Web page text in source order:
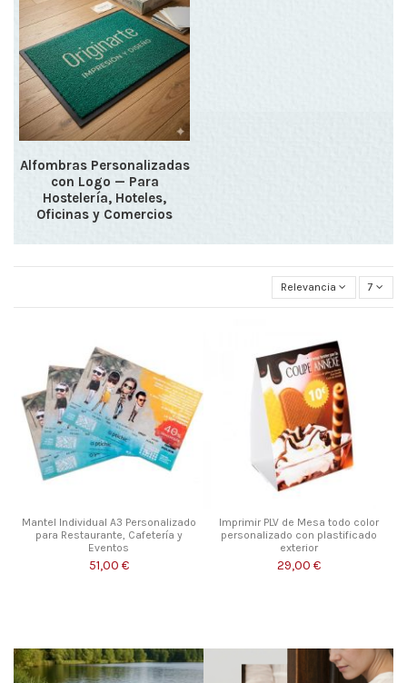
Alfombras Personalizadas
con Logo — Para
Hostelería, Hoteles,
Oficinas y Comercios
Relevancia 7
Mantel Individual A3 Personalizado
para Restaurante, Cafetería y
Eventos
51,00 €
Imprimir PLV de Mesa todo color
personalizado con plastificado
exterior
29,00 €